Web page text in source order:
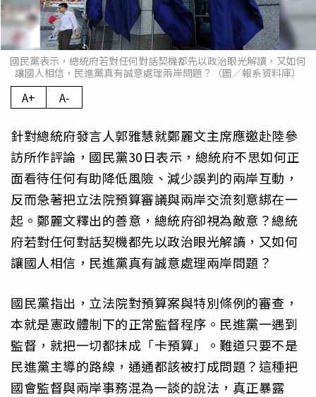
國民黨表示，總統府若對任何對話契機都先以政治眼光解讀，又如何
讓國人相信，民進黨真有誠意處理兩岸問題？（圖／報系資料庫）
A+ A-
針對總統府發言人郭雅慧就鄭麗文主席應邀赴陸參
訪所作評論，國民黨30日表示，總統府不思如何正
面看待任何有助降低風險、減少誤判的兩岸互動，
反而急著把立法院預算審議與兩岸交流刻意綁在一
起。鄭麗文釋出的善意，總統府卻視為敵意？總統
府若對任何對話契機都先以政治眼光解讀，又如何
讓國人相信，民進黨真有誠意處理兩岸問題？
國民黨指出，立法院對預算案與特別條例的審查，
本就是憲政體制下的正常監督程序。民進黨一遇到
監督，就把一切都抹成「卡預算」。難道只要不是
民進黨主導的路線，通通都該被打成問題？這種把
國會監督與兩岸事務混為一談的說法，真正暴露